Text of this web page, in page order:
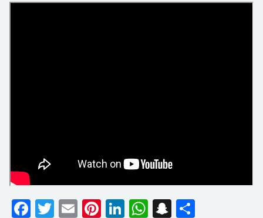
Facebook
Twitter
EmailPinterest
LinkedIn
WhatsApp
Snapchat